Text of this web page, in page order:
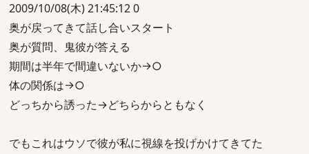
2009/10/08(木) 21:45:12 0
奥が戻ってきて話し合いスタート
奥が質問、鬼彼が答える
期間は半年で間違いないか→○
体の関係は→○
どっちから誘った→どちらからともなく
でもこれはウソで彼が私に視線を投げかけてきてた